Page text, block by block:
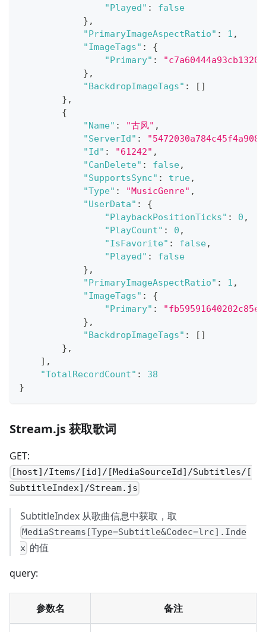
"Played" :
false
} ,
"PrimaryImageAspectRatio" : 1 ,
"ImageTags" :
{
"Primary" :
} ,
"BackdropImageTags" : [ ]
} ,
{
"Name" : "古风" ,
"ServerId" :
"Id" : "61242" ,
"CanDelete" : false,
"SupportsSync" : true,
"Type" : "MusicGenre" ,
"UserData" :
{
"PlaybackPositionTicks" : 0 ,
"PlayCount" : 0 ,
"IsFavorite" : false,
"Played" :
false
} ,
"PrimaryImageAspectRatio" : 1 ,
"ImageTags" :
{
"Primary" :
} ,
"BackdropImageTags" : [ ]
} ,
] ,
"TotalRecordCount" :
38
}
Stream.js 获取歌词
GET:
[host]/Items/[id]/[MediaSourceId]/Subtitles/[
SubtitleIndex]/Stream.js
SubtitleIndex 从歌曲信息中获取，取
MediaStreams[Type=Subtitle&Codec=lrc].Inde
x 的值
query:
参数名 备注